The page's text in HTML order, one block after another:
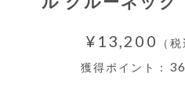
¥13,200
（税
獲得ポイント：